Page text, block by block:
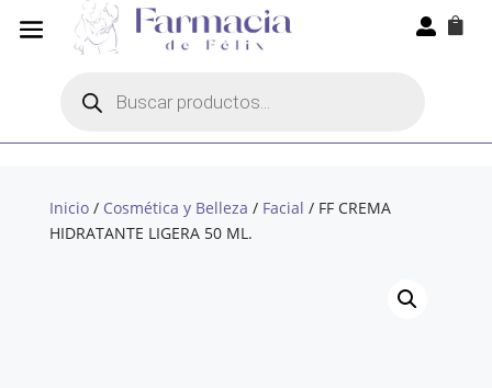
 
productos
Inicio/ Cosmética y Belleza / Facial / FF CREMA
HIDRATANTE LIGERA 50 ML.